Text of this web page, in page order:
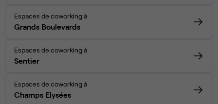
Espaces de coworking à
Grands Boulevards
Espaces de coworking à
Sentier
Espaces de coworking à
Champs Elysées